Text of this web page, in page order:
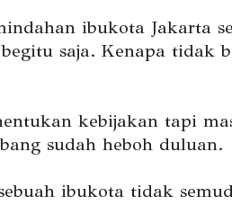
ibukota Jakarta
saja. Kenapa tidak
kebijakan tapi
sudah heboh duluan.
ibukota tidak